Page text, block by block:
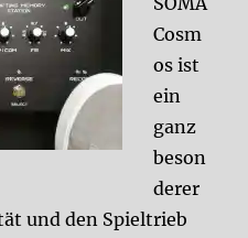
Cosm
os ist
ein
ganz
beson
derer
und den Spieltrieb